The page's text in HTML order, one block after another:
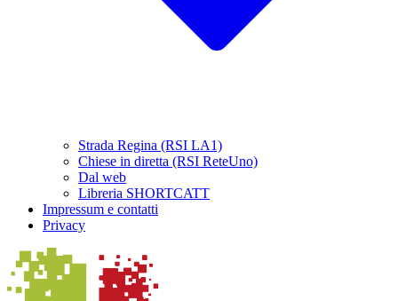
Strada Regina (RSI LA1)
Chiese in diretta (RSI ReteUno)
Dal web
Libreria SHORTCATT
Impressum e contatti
Privacy